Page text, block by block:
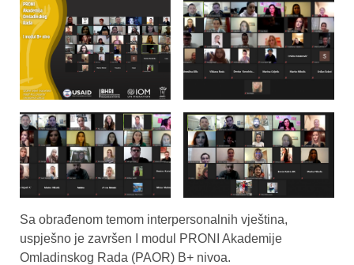
Sa obrađenom temom interpersonalnih vještina,
uspješno je završen I modul PRONI Akademije
Omladinskog Rada (PAOR) B+ nivoa.